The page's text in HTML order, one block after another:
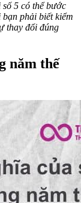
5 có thể bước
phải biết kiểm
thay đổi đúng
năm thế